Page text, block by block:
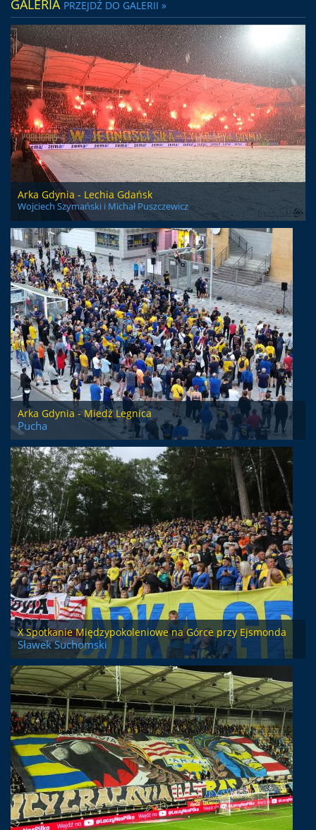
GALERIA PRZEJDŹ DO GALERII »
Arka Gdynia - Lechia Gdańsk
Wojciech Szymański i Michał Puszczewicz
Arka Gdynia - Miedź Legnica
Pucha
X Spotkanie Międzypokoleniowe na Górce przy Ejsmonda
Sławek Suchomski